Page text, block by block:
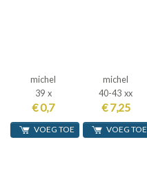
michel
39 x
€ 0,7
VOEG TOE
michel
40-43 xx
€ 7,25
VOEG TOE